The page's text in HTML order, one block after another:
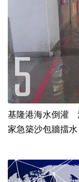
基隆港海水倒灌
家急築沙包牆擋水